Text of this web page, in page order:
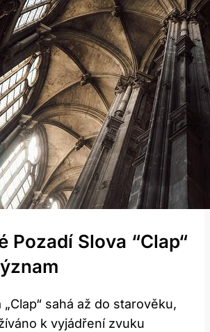
‌pozadí ‍slova ‍“Clap“
sahá‌ až ‌do starověku,
k ‍vyjádření zvuku